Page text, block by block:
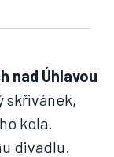
nad Úhlavou
skřivánek,
kola.
divadlu.